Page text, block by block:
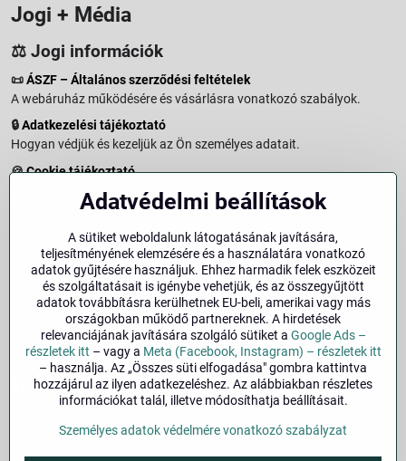
Jogi + Média
⚖️ Jogi információk
📜ÁSZF – Általános szerződési feltételek
A webáruház működésére és vásárlásra vonatkozó szabályok.
🔒Adatkezelési tájékoztató
Hogyan védjük és kezeljük az Ön személyes adatait.
🍪Cookie tájékoztató
A weboldalon használt sütikről és adatkezelésről.
Vásárlástól való elállás menete és feltételei.
Elállás a szerződéstől
Impresszum
Üzemeltetői adatok és jogi tudnivalók.
🔐Biztonság
Facebook Instagram
Adatvédelmi beállítások
A sütiket weboldalunk látogatásának javítására,
teljesítményének elemzésére és a használatára vonatkozó
adatok gyűjtésére használjuk. Ehhez harmadik felek eszközeit
és szolgáltatásait is igénybe vehetjük, és az összegyűjtött
adatok továbbításra kerülhetnek EU-beli, amerikai vagy más
országokban működő partnereknek. A hirdetések
relevanciájának javítására szolgáló sütiket a Google Ads –
részletek itt – vagy a Meta (Facebook, Instagram) – részletek itt
– használja. Az „Összes süti elfogadása" gombra kattintva
hozzájárul az ilyen adatkezeléshez. Az alábbiakban részletes
információkat talál, illetve módosíthatja beállításait.
Személyes adatok védelmére vonatkozó szabályzat